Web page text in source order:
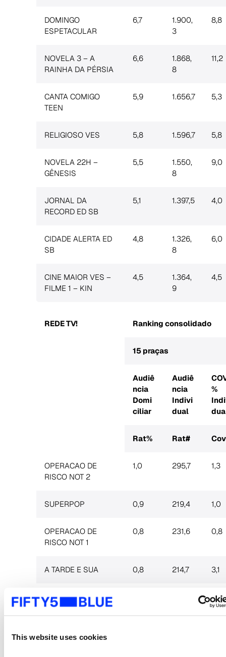
This website uses cookies
DOMINGO
ESPETACULAR
6,7
1.900,
3
8,8
NOVELA 3 – A
RAINHA DA PÉRSIA
6,6
1.868,
8
11,2
CANTA COMIGO
TEEN
5,9 1.656,7 5,3
RELIGIOSO VES 5,8 1.596,7 5,8
NOVELA 22H –
GÊNESIS
5,5
1.550,
8
9,0
JORNAL DA
RECORD ED SB
5,1 1.397,5 4,0
CIDADE ALERTA ED
SB
4,8
1.326,
8
6,0
CINE MAIOR VES –
FILME 1 – KIN
4,5
1.364,
9
4,5
REDE TV! Ranking consolidado
15 praças
Audiê
ncia
Domi
ciliar
Audiê
ncia
Indivi
dual
%
Rat% Rat#
OPERACAO DE
RISCO NOT 2
1,0 295,7 1,3
SUPERPOP 0,9 219,4 1,0
OPERACAO DE
RISCO NOT 1
0,8 231,6 0,8
A TARDE E SUA 0,8 214,7 3,1
PRONUNCIAMENTO 0,4
SHOW